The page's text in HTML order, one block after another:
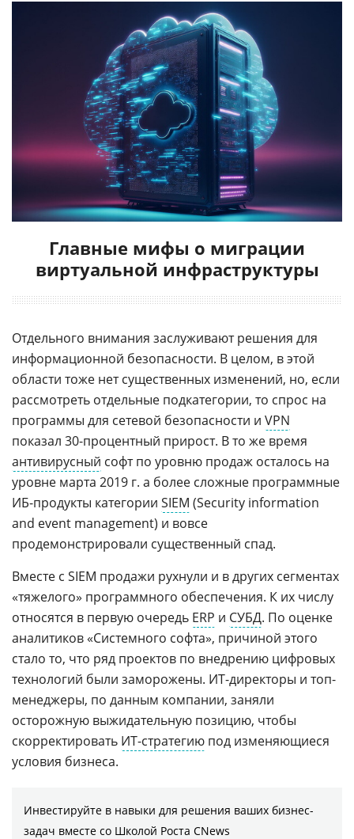
Главные мифы о миграции
виртуальной инфраструктуры
Отдельного внимания заслуживают решения для
информационной безопасности. В целом, в этой
области тоже нет существенных изменений, но, если
рассмотреть отдельные подкатегории, то спрос на
программы для сетевой безопасности и VPN
показал 30-процентный прирост. В то же время
антивирусный софт по уровню продаж осталось на
уровне марта 2019 г. а более сложные программные
ИБ-продукты категории SIEM (Security information
and event management) и вовсе
продемонстрировали существенный спад.
Вместе с SIEM продажи рухнули и в других сегментах
«тяжелого» программного обеспечения. К их числу
относятся в первую очередь ERP и СУБД. По оценке
аналитиков «Системного софта», причиной этого
стало то, что ряд проектов по внедрению цифровых
технологий были заморожены. ИТ-директоры и топ-
менеджеры, по данным компании, заняли
осторожную выжидательную позицию, чтобы
скорректировать ИТ-стратегию под изменяющиеся
условия бизнеса.
Инвестируйте в навыки для решения ваших бизнес-
задач вместе со Школой Роста CNews